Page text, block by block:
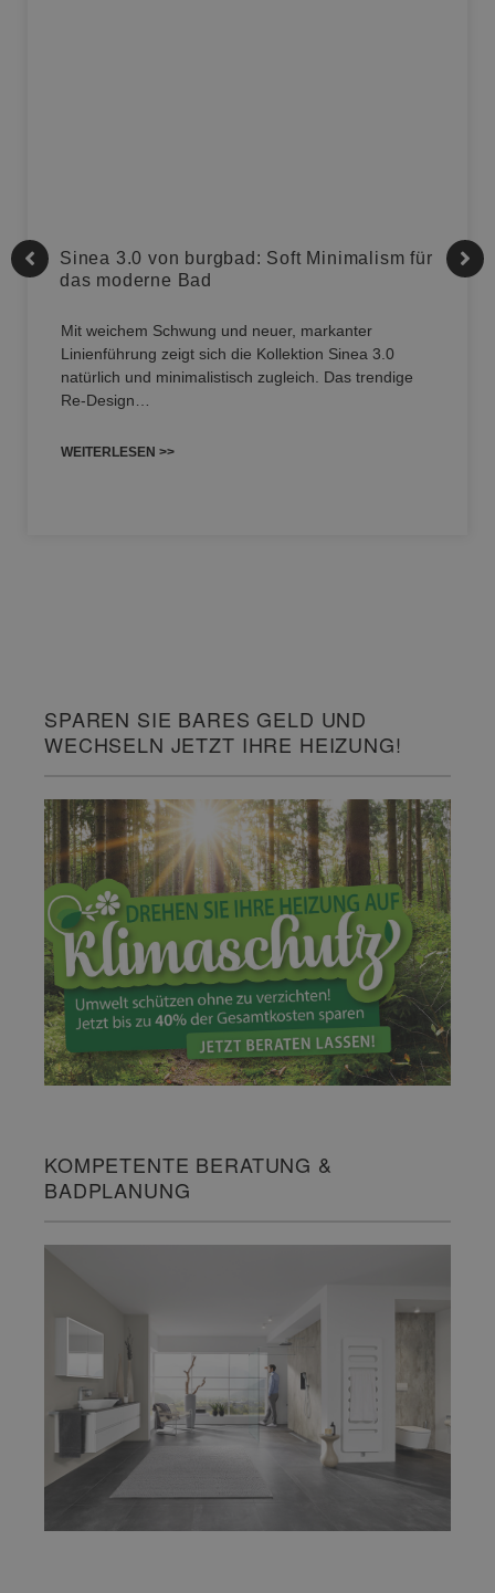
Sinea 3.0 von burgbad: Soft Minimalism für
das moderne Bad
Mit weichem Schwung und neuer, markanter
Linienführung zeigt sich die Kollektion Sinea 3.0
natürlich und minimalistisch zugleich. Das trendige
Re-Design…
WEITERLESEN >>
SPAREN SIE BARES GELD UND
WECHSELN JETZT IHRE HEIZUNG!
KOMPETENTE BERATUNG &
BADPLANUNG